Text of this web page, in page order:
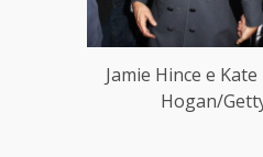
Jamie Hince e
Hogan/